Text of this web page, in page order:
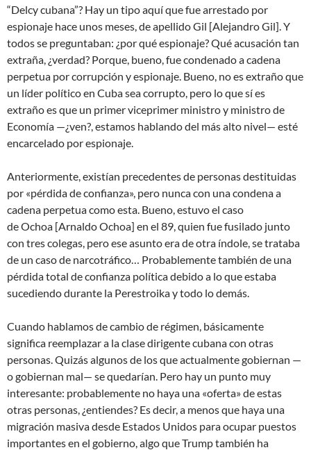
“Delcy cubana”? Hay un tipo aquí que fue arrestado por
espionaje hace unos meses, de apellido Gil [Alejandro Gil]. Y
todos se preguntaban: ¿por qué espionaje? Qué acusación tan
extraña, ¿verdad? Porque, bueno, fue condenado a cadena
perpetua por corrupción y espionaje. Bueno, no es extraño que
un líder político en Cuba sea corrupto, pero lo que sí es
extraño es que un primer viceprimer ministro y ministro de
Economía —¿ven?, estamos hablando del más alto nivel— esté
encarcelado por espionaje.
Anteriormente, existían precedentes de personas destituidas
por «pérdida de confianza», pero nunca con una condena a
cadena perpetua como esta. Bueno, estuvo el caso
de Ochoa [Arnaldo Ochoa] en el 89, quien fue fusilado junto
con tres colegas, pero ese asunto era de otra índole, se trataba
de un caso de narcotráfico… Probablemente también de una
pérdida total de confianza política debido a lo que estaba
sucediendo durante la Perestroika y todo lo demás.
Cuando hablamos de cambio de régimen, básicamente
significa reemplazar a la clase dirigente cubana con otras
personas. Quizás algunos de los que actualmente gobiernan —
o gobiernan mal— se quedarían. Pero hay un punto muy
interesante: probablemente no haya una «oferta» de estas
otras personas, ¿entiendes? Es decir, a menos que haya una
migración masiva desde Estados Unidos para ocupar puestos
importantes en el gobierno, algo que Trump también ha